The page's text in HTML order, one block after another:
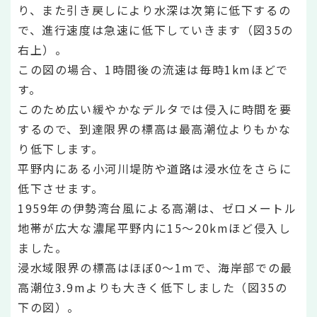
り、また引き戻しにより水深は次第に低下するの
で、進行速度は急速に低下していきます（図35の
右上）。
この図の場合、1時間後の流速は毎時1kmほどで
す。
このため広い緩やかなデルタでは侵入に時間を要
するので、到達限界の標高は最高潮位よりもかな
り低下します。
平野内にある小河川堤防や道路は浸水位をさらに
低下させます。
1959年の伊勢湾台風による高潮は、ゼロメートル
地帯が広大な濃尾平野内に15～20kmほど侵入し
ました。
浸水域限界の標高はほぼ0～1mで、海岸部での最
高潮位3.9mよりも大きく低下しました（図35の
下の図）。